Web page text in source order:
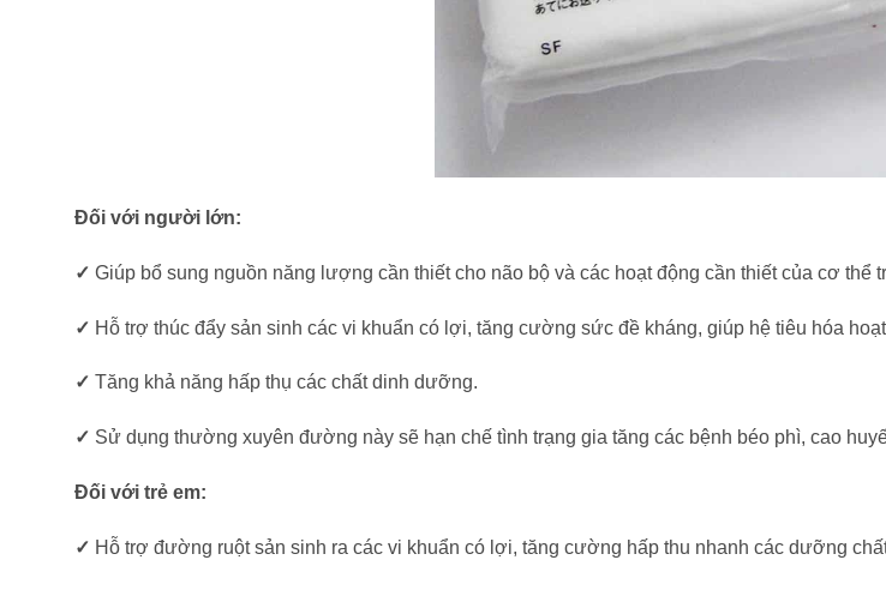
Đối với người lớn:
✓ Giúp bổ sung nguồn năng lượng cần thiết cho não bộ và các hoạt động cần thiết của cơ thể
✓ Hỗ trợ thúc đẩy sản sinh các vi khuẩn có lợi, tăng cường sức đề kháng, giúp hệ tiêu hóa
✓ Tăng khả năng hấp thụ các chất dinh dưỡng.
✓ Sử dụng thường xuyên đường này sẽ hạn chế tình trạng gia tăng các bệnh béo phì, cao
Đối với trẻ em:
✓ Hỗ trợ đường ruột sản sinh ra các vi khuẩn có lợi, tăng cường hấp thu nhanh các dưỡng